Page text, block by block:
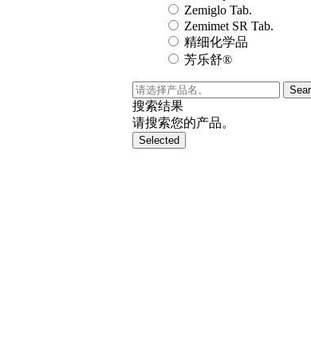
Zemiglo Tab.
Zemimet SR Tab.
精细化学品
芳乐舒®
搜索结果
请搜索您的产品。
Selected